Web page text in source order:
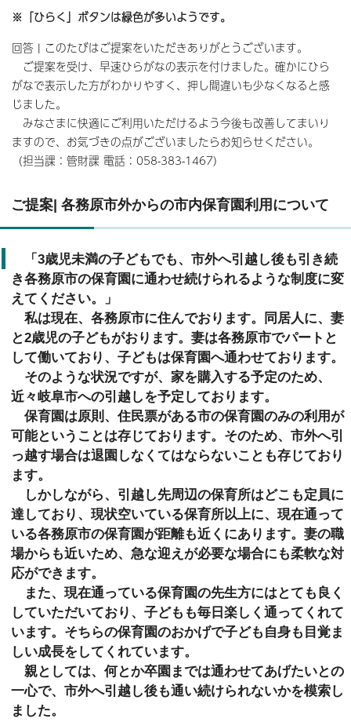
※「ひらく」ボタンは緑色が多いようです。
回答 | このたびはご提案をいただきありがとうございます。
ご提案を受け、早速ひらがなの表示を付けました。確かにひら
がなで表示した方がわかりやすく、押し間違いも少なくなると感
じました。
みなさまに快適にご利用いただけるよう今後も改善してまいり
ますので、お気づきの点がございましたらお知らせください。
（担当課：管財課 電話：058-383-1467）
ご提案| 各務原市外からの市内保育園利用について
「3歳児未満の子どもでも、市外へ引越し後も引き続
き各務原市の保育園に通わせ続けられるような制度に変
えてください。」
私は現在、各務原市に住んでおります。同居人に、妻
と2歳児の子どもがおります。妻は各務原市でパートと
して働いており、子どもは保育園へ通わせております。
そのような状況ですが、家を購入する予定のため、
近々岐阜市への引越しを予定しております。
保育園は原則、住民票がある市の保育園のみの利用が
可能ということは存じております。そのため、市外へ引
っ越す場合は退園しなくてはならないことも存じており
ます。
しかしながら、引越し先周辺の保育所はどこも定員に
達しており、現状空いている保育所以上に、現在通って
いる各務原市の保育園が距離も近くにあります。妻の職
場からも近いため、急な迎えが必要な場合にも柔軟な対
応ができます。
また、現在通っている保育園の先生方にはとても良く
していただいており、子どもも毎日楽しく通ってくれて
います。そちらの保育園のおかげで子ども自身も目覚ま
しい成長をしてくれています。
親としては、何とか卒園までは通わせてあげたいとの
一心で、市外へ引越し後も通い続けられないかを模索し
ました。